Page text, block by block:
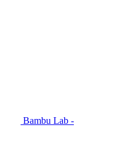
Bambu Lab -